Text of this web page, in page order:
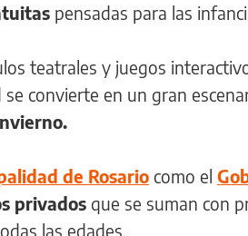
pensadas para las
teatrales y juegos
se convierte en un gran
de Rosario como el
privados que se suman con
las edades.